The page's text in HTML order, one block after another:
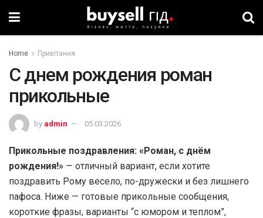
Home Привітання
С днем рождения роман
прикольные
by admin 05.03.2026
Прикольные поздравления: «Роман, с днём
рождения!» — отличный вариант, если хотите
поздравить Рому весело, по-дружески и без лишнего
пафоса. Ниже — готовые прикольные сообщения,
короткие фразы, варианты “с юмором и теплом”,